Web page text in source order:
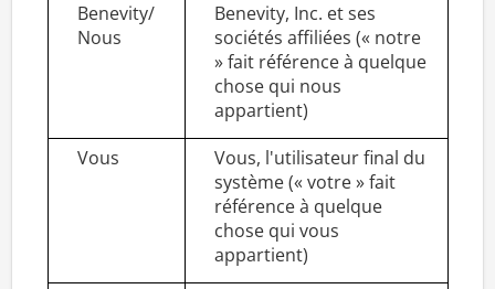
Benevity/
Nous
Benevity, Inc. et ses
sociétés affiliées (« notre
» fait référence à quelque
chose qui nous
appartient)
Vous
Vous, l'utilisateur final du
système (« votre » fait
référence à quelque
chose qui vous
appartient)